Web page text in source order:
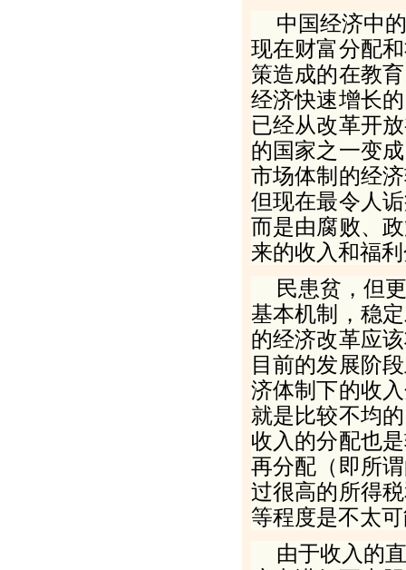
中国经济中
现在财富分配
策造成的在教
经济快速增长
已经从改革开
的国家之一变
市场体制的经
但现在最令人
而是由腐败、
来的收入和福
民患贫，但
基本机制，稳
的经济改革应
目前的发展阶
济体制下的收
就是比较不均
收入的分配也
再分配（即所
过很高的所得
等程度是不太
由于收入的